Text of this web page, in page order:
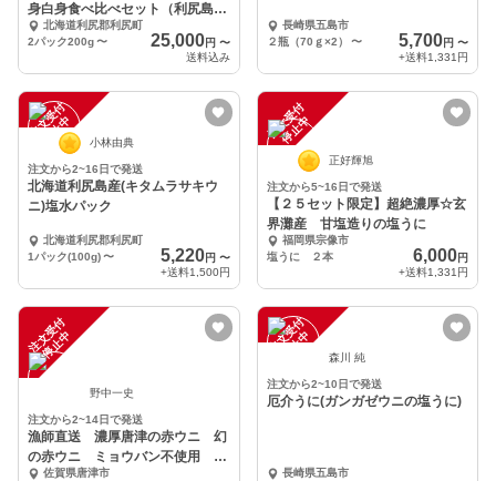
身白身食べ比べセット（利尻島
産）2パック入り
北海道利尻郡利尻町
2パック200g〜 25,000円 〜
送料込み
長崎県五島市
２瓶（70ｇ×2）
〜 5,700円 〜
+送料1,331円
注
文
受
付
停
止
中 小林由典
注文から2~16日で発送
北海道利尻島産(キタムラサキウ
ニ)塩水パック
北海道利尻郡利尻町
1パック(100g)〜 5,220円 〜
+送料1,500円
注
文
受
付
停
止
中
正好輝旭
注文から5~16日で発送
【２５セット限定】超絶濃厚☆玄
界灘産 甘塩造りの塩うに
福岡県宗像市
塩うに ２本
6,000円
+送料1,331円
注
文
受
付
停
止
中
野中一史
注文から2~14日で発送
漁師直送 濃厚唐津の赤ウニ 幻
の赤ウニ ミョウバン不使用 無
選別 ウニ 雲丹
佐賀県唐津市
注
文
受
付
停
止
中 森川 純
注文から2~10日で発送
厄介うに(ガンガゼウニの塩うに)
長崎県五島市